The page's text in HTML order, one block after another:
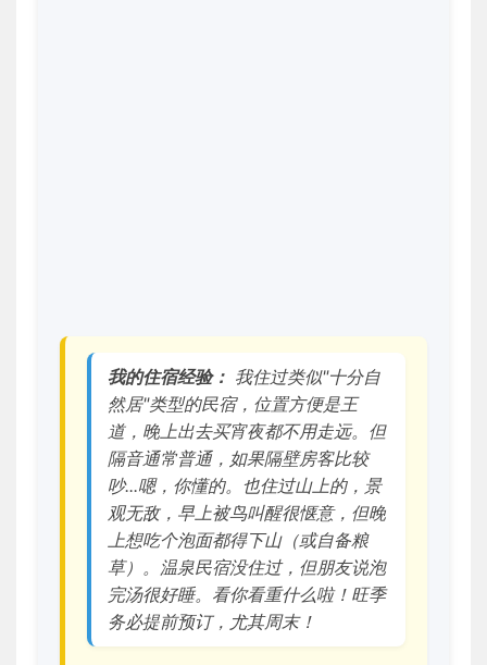
我的住宿经验： 我住过类似"十分自
然居"类型的民宿，位置方便是王
道，晚上出去买宵夜都不用走远。但
隔音通常普通，如果隔壁房客比较
吵...嗯，你懂的。也住过山上的，景
观无敌，早上被鸟叫醒很惬意，但晚
上想吃个泡面都得下山（或自备粮
草）。温泉民宿没住过，但朋友说泡
完汤很好睡。看你看重什么啦！旺季
务必提前预订，尤其周末！